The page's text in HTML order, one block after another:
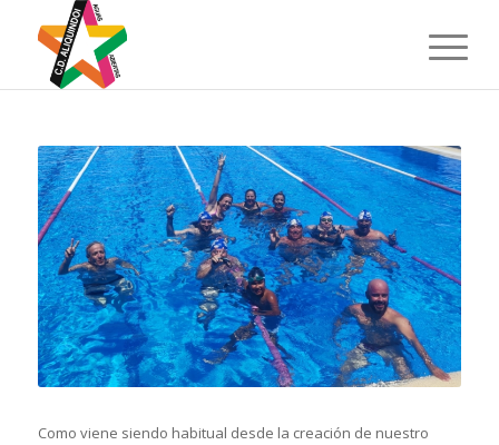
Como viene siendo habitual desde la creación de nuestro